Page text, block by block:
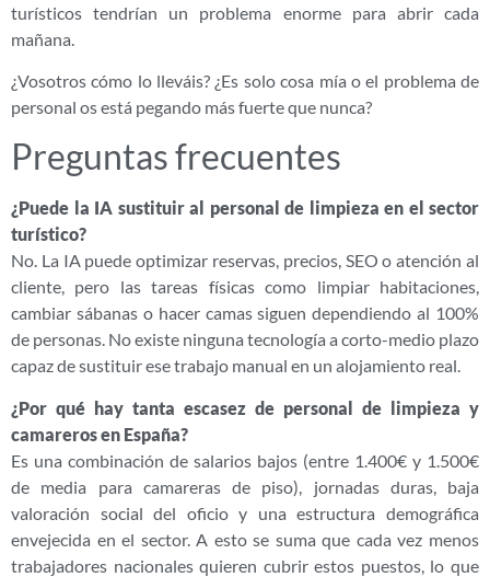
turísticos tendrían un problema enorme para abrir cada
mañana.
¿Vosotros cómo lo lleváis? ¿Es solo cosa mía o el problema de
personal os está pegando más fuerte que nunca?
Preguntas frecuentes
¿Puede la IA sustituir al personal de limpieza en el sector
turístico?
No. La IA puede optimizar reservas, precios, SEO o atención al
cliente, pero las tareas físicas como limpiar habitaciones,
cambiar sábanas o hacer camas siguen dependiendo al 100%
de personas. No existe ninguna tecnología a corto-medio plazo
capaz de sustituir ese trabajo manual en un alojamiento real.
¿Por qué hay tanta escasez de personal de limpieza y
camareros en España?
Es una combinación de salarios bajos (entre 1.400€ y 1.500€
de media para camareras de piso), jornadas duras, baja
valoración social del oficio y una estructura demográfica
envejecida en el sector. A esto se suma que cada vez menos
trabajadores nacionales quieren cubrir estos puestos, lo que